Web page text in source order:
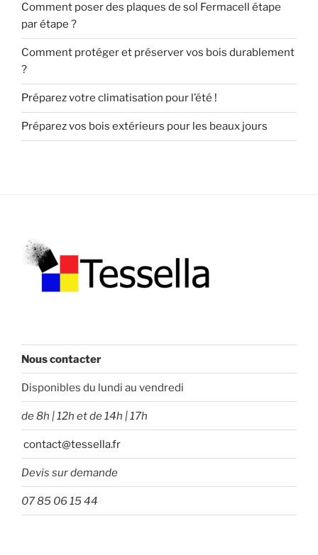
Comment poser des plaques de sol Fermacell étape
par étape ?
Comment protéger et préserver vos bois durablement
?
Préparez votre climatisation pour l’été !
Préparez vos bois extérieurs pour les beaux jours
Nous contacter
Disponibles du lundi au vendredi
de 8h | 12h et de 14h | 17h
contact@tessella.fr
Devis sur demande
07 85 06 15 44